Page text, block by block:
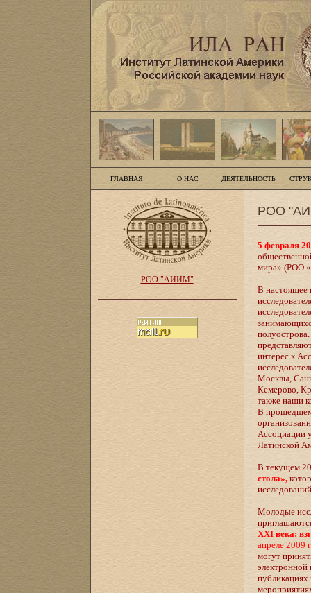
ГЛАВНАЯ О НАС ДЕЯТЕЛЬНОСТЬ
РОО "АИИМ"
РОО
5 февраля
мира» (РОО
В настоящее
интерес к
Москвы,
Кемерово,
также наши
В прошедшем
Ассоциации
Латинской
В текущем
стола»,
Молодые
XXI века:
апреле 2009
могут